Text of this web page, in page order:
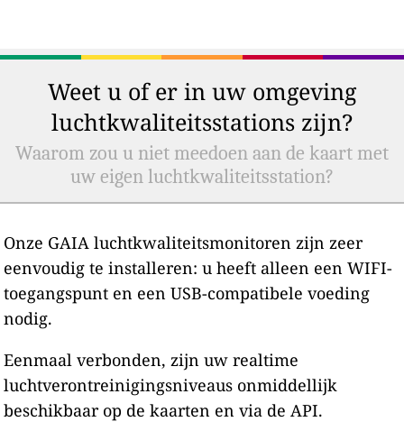
Weet u of er in uw omgeving
luchtkwaliteitsstations zijn?
Waarom zou u niet meedoen aan de kaart met
uw eigen luchtkwaliteitsstation?
Onze GAIA luchtkwaliteitsmonitoren zijn zeer
eenvoudig te installeren: u heeft alleen een WIFI-
toegangspunt en een USB-compatibele voeding
nodig.
Eenmaal verbonden, zijn uw realtime
luchtverontreinigingsniveaus onmiddellijk
beschikbaar op de kaarten en via de API.